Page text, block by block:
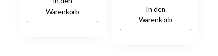
Warenkorb
In den
Warenkorb